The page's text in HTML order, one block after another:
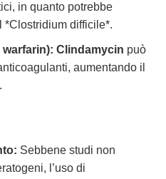
in quanto potrebbe
*Clostridium difficile*.
Clindamycin può
aumentando il
Sebbene studi non
l’uso di